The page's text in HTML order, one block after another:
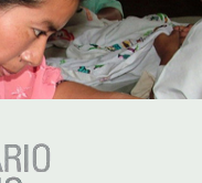
Diocesano